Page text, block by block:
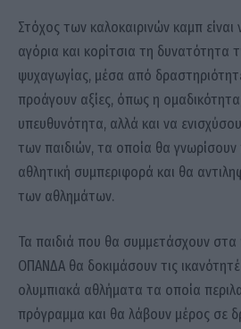
Στόχος των καλοκαιρινών καμπ
αγόρια και κορίτσια τη δυνατότητα
ψυχαγωγίας, μέσα από
προάγουν αξίες, όπως η
υπευθυνότητα, αλλά και να
των παιδιών, τα οποία θα γνωρίσουν
αθλητική συμπεριφορά και θα
των αθλημάτων.
Τα παιδιά που θα συμμετάσχουν στα
ΟΠΑΝΔΑ θα δοκιμάσουν τις
ολυμπιακά αθλήματα τα οποία
πρόγραμμα και θα λάβουν μέρος σε